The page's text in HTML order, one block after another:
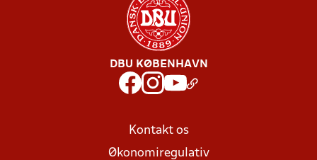
DBU KØBENHAVN
Kontakt os
Økonomiregulativ